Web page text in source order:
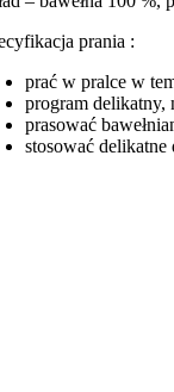
prania :
prać w pralce w
program delikatny,
prasować
stosować